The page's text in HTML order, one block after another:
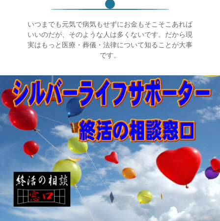
いつまでも元気で病気もせずにお金もそこそこあれば
いいのだが、そのような人は多くないです。だから現
実はもっと医療・葬儀・法律について知ることが大事
です。
終活ガイド